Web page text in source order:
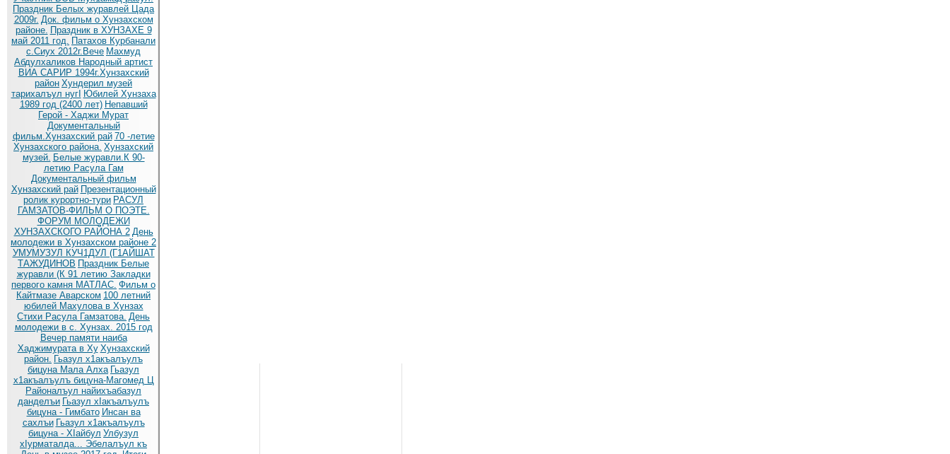
Праздник Белых журавлей Цада
2009г. Док. фильм о Хунзахском
районе. Праздник в ХУНЗАХЕ 9
май 2011 год. Патахов Курбанали
с.Сиух 2012г.Вече Махмуд
Абдулхаликов Народный артист
ВИА САРИР 1994г.Хунзахский
район Хундерил музей
тарихалъул нугI Юбилей Хунзаха
1989 год (2400 лет) Непавший
Герой - Хаджи Мурат
Документальный
фильм.Хунзахский рай 70 -летие
Хунзахского района. Хунзахский
музей. Белые журавли.К 90-
летию Расула Гам
Документальный фильм
Хунзахский рай Презентационный
ролик курортно-тури РАСУЛ
ГАМЗАТОВ-ФИЛЬМ О ПОЭТЕ.
ФОРУМ МОЛОДЕЖИ
ХУНЗАХСКОГО РАЙОНА 2 День
молодежи в Хунзахском районе 2
УМУМУЗУЛ КУЧ1ДУЛ (Г1АЙШАТ
ТАЖУДИНОВ Праздник Белые
журавли (К 91 летию Закладки
первого камня МАТЛАС. Фильм о
Кайтмазе Аварском 100 летний
юбилей Махулова в Хунзах
Стихи Расула Гамзатова. День
молодежи в с. Хунзах. 2015 год
Вечер памяти наиба
Хаджимурата в Ху Хунзахский
район. Гьазул х1акъалъулъ
бицуна Мала Алха Гьазул
х1акъалъулъ бицуна-Магомед Ц
Районалъул найихъабазул
данделъи Гьазул хIакъалъулъ
бицуна - Гимбато Инсан ва
сахлъи Гьазул х1акъалъулъ
бицуна - ХIайбул Улбузул
хIурматалда... Эбелалъул къ